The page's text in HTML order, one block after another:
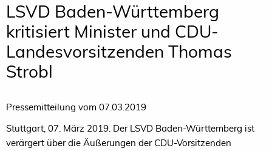
LSVD Baden-Württemberg
kritisiert Minister und CDU-
Landesvorsitzenden Thomas
Strobl
Pressemitteilung vom 07.03.2019
Stuttgart, 07. März 2019. Der LSVD Baden-Württemberg ist
verärgert über die Äußerungen der CDU-Vorsitzenden